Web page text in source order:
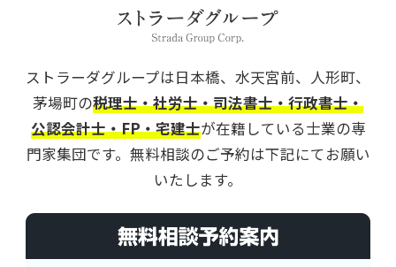
ストラーダグループは日本橋、水天宮前、人形町、
茅場町の税理士・社労士・司法書士・行政書士・
公認会計士・FP・宅建士が在籍している士業の専
門家集団です。 無料相談のご予約は下記にてお願い
いたします。